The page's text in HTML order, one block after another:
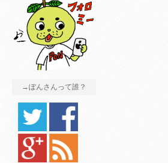
→ぽんさんって誰？